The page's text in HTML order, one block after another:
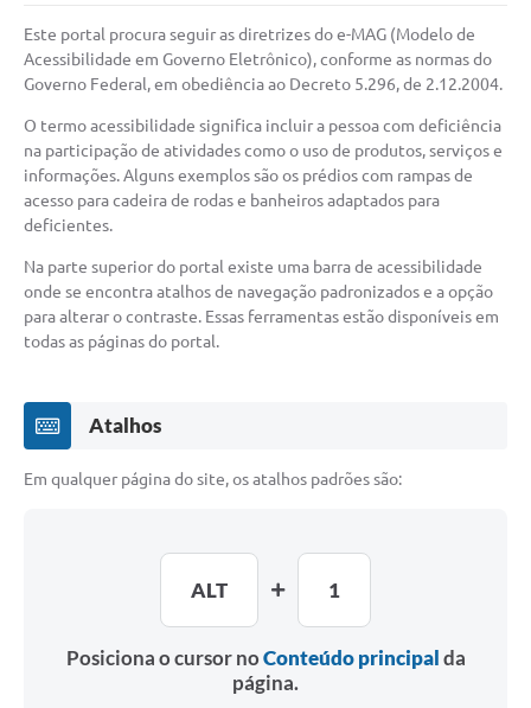
Este portal procura seguir as diretrizes do e-MAG (Modelo de
Acessibilidade em Governo Eletrônico), conforme as normas do
Governo Federal, em obediência ao Decreto 5.296, de 2.12.2004.
O termo acessibilidade significa incluir a pessoa com deficiência
na participação de atividades como o uso de produtos, serviços e
informações. Alguns exemplos são os prédios com rampas de
acesso para cadeira de rodas e banheiros adaptados para
deficientes.
Na parte superior do portal existe uma barra de acessibilidade
onde se encontra atalhos de navegação padronizados e a opção
para alterar o contraste. Essas ferramentas estão disponíveis em
todas as páginas do portal.
Atalhos
Em qualquer página do site, os atalhos padrões são:
ALT 1
Posiciona o cursor noConteúdo principalda
página.